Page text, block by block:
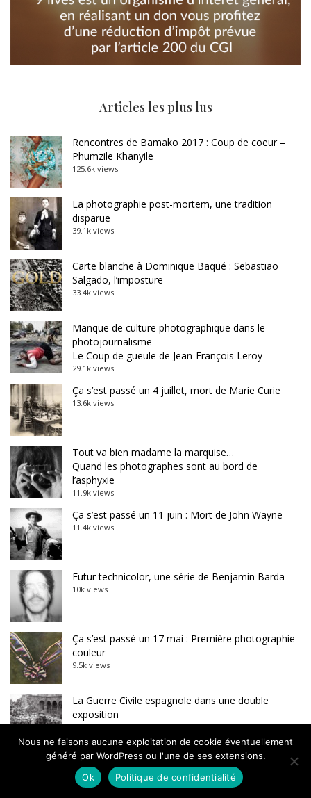
Articles les plus lus
Rencontres de Bamako 2017 : Coup de coeur –
Phumzile Khanyile
125.6k views
La photographie post-mortem, une tradition
disparue
39.1k views
Carte blanche à Dominique Baqué : Sebastião
Salgado, l’imposture
33.4k views
Manque de culture photographique dans le
photojournalisme
Le Coup de gueule de Jean-François Leroy
29.1k views
Ça s’est passé un 4 juillet, mort de Marie Curie
13.6k views
Tout va bien madame la marquise…
Quand les photographes sont au bord de
l’asphyxie
11.9k views
Ça s’est passé un 11 juin : Mort de John Wayne
11.4k views
Futur technicolor, une série de Benjamin Barda
10k views
Ça s’est passé un 17 mai : Première photographie
couleur
9.5k views
La Guerre Civile espagnole dans une double
exposition
8.7k views
Retrouvez une édition !
Nous ne faisons aucune exploitation de cookie éventuellement
généré par WordPress ou l'une de ses extensions.
Ok
Politique de confidentialité